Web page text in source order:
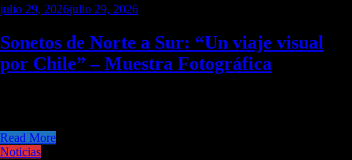
julio 29, 2026julio 29, 2026
Sonetos de Norte a Sur: “Un viaje visual
por Chile” – Muestra Fotográfica
Read More
Noticias